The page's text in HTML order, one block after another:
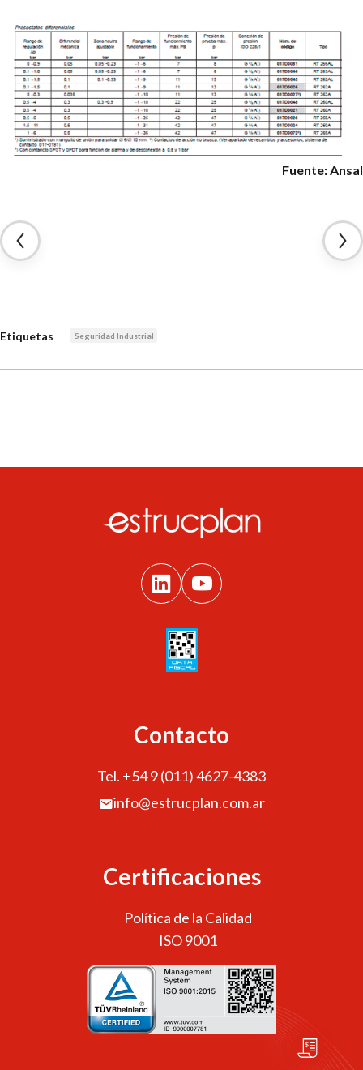
Fuente: Ansal
Etiquetas Seguridad Industrial
Contacto
Tel. +54 9 (011) 4627-4383
info@estrucplan.com.ar
Certificaciones
Política de la Calidad
ISO 9001